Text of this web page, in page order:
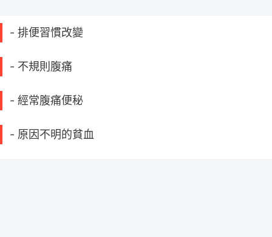
- 排便習慣改變
- 不規則腹痛
- 經常腹痛便秘
- 原因不明的貧血